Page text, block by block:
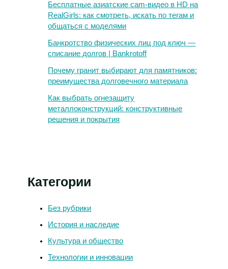
Бесплатные азиатские cam-видео в HD на
RealGirls: как смотреть, искать по тегам и
общаться с моделями
Банкротство физических лиц под ключ —
списание долгов | Bankrotoff
Почему гранит выбирают для памятников:
преимущества долговечного материала
Как выбрать огнезащиту
металлоконструкций: конструктивные
решения и покрытия
Категории
Без рубрики
История и наследие
Культура и общество
Технологии и инновации